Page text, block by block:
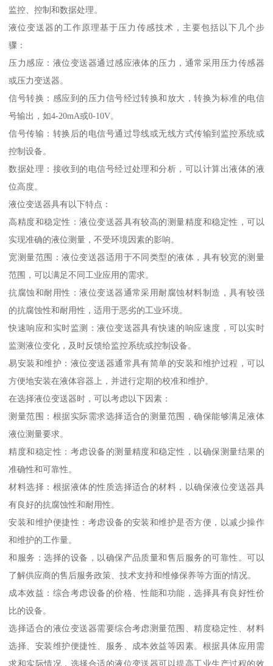
监控、控制和数据处理。
液位变送器的工作原理基于压力传感技术，主要包括以下几个步
骤：
压力感应：液位变送器通过感应液体的压力，通常采用压力传感器
或压力变送器。
信号转换：感应到的压力信号经过转换和放大，转换为标准的电信
号输出，如4-20mA或0-10V。
信号传输：转换后的电信号通过导线或无线方式传输到监控系统或
控制设备。
数据处理：接收到的电信号经过处理和分析，可以计算出液体的液
位高度。
液位变送器具有以下特点：
高精度和稳定性：液位变送器具有较高的测量精度和稳定性，可以
实现准确的液位测量，不受环境因素的影响。
宽测量范围：液位变送器适用于不同类型的液体，具有较宽的测量
范围，可以满足不同工业应用的需求。
抗腐蚀和耐用性：液位变送器通常采用耐腐蚀材料制造，具有较强
的抗腐蚀性和耐用性，适用于恶劣的工业环境。
快速响应和实时监测：液位变送器具有快速的响应速度，可以实时
监测液位变化，及时反馈给监控系统或控制设备。
易安装和维护：液位变送器通常具有简单的安装和维护过程，可以
方便地安装在液体容器上，并进行定期的校准和维护。
在选择液位变送器时，可以考虑以下因素：
测量范围：根据实际需求选择适合的测量范围，确保能够满足液体
液位测量要求。
精度和稳定性：考虑设备的测量精度和稳定性，以确保测量结果的
准确性和可靠性。
材料选择：根据液体的性质选择适合的材料，以确保液位变送器具
有良好的抗腐蚀性和耐用性。
安装和维护便捷性：考虑设备的安装和维护是否方便，以减少操作
和维护的工作量。
和服务：选择的设备，以确保产品质量和售后服务的可靠性。可以
了解供应商的售后服务政策、技术支持和维修保养等方面的情况。
成本效益：综合考虑设备的价格、性能和功能，选择具有良好性价
比的设备。
选择适合的液位变送器需要综合考虑测量范围、精度稳定性、材料
选择、安装维护便捷性、服务、成本效益等因素。根据具体应用需
求和实际情况，选择合适的液位变送器可以提高工业生产过程的效